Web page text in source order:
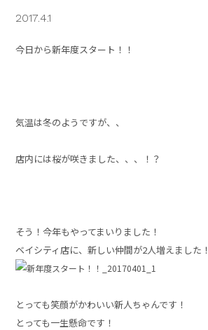
2017.4.1
今日から新年度スタート！！
気温は冬のようですが、、
店内には桜が咲きました、、、！？
そう！今年もやってまいりました！
ベイシティ店に、新しい仲間が2人増えました！
とっても笑顔がかわいい新人ちゃんです！
とっても一生懸命です！